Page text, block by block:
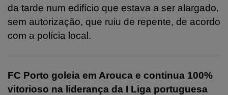
da tarde num edifício que estava a ser alargado,
sem autorização, que ruiu de repente, de acordo
com a polícia local.
FC Porto goleia em Arouca e continua 100%
vitorioso na liderança da I Liga portuguesa